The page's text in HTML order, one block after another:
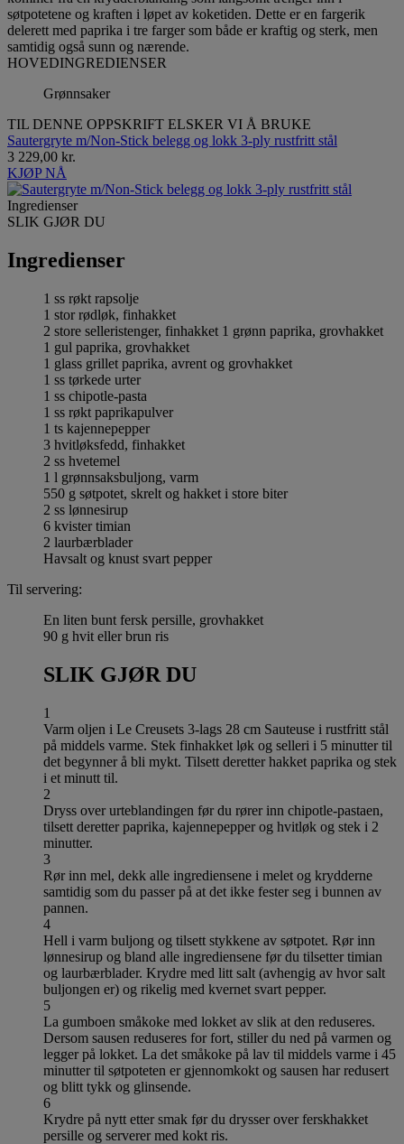
søtpotetene og kraften i løpet av koketiden. Dette er en fargerik
delerett med paprika i tre farger som både er kraftig og sterk, men
samtidig også sunn og nærende.
HOVEDINGREDIENSER
Grønnsaker
TIL DENNE OPPSKRIFT ELSKER VI Å BRUKE
Sautergryte m/Non-Stick belegg og lokk 3-ply rustfritt stål
3 229,00 kr.
KJØP NÅ
Ingredienser
SLIK GJØR DU
Ingredienser
1 ss røkt rapsolje
1 stor rødløk, finhakket
2 store selleristenger, finhakket 1 grønn paprika, grovhakket
1 gul paprika, grovhakket
1 glass grillet paprika, avrent og grovhakket
1 ss tørkede urter
1 ss chipotle-pasta
1 ss røkt paprikapulver
1 ts kajennepepper
3 hvitløksfedd, finhakket
2 ss hvetemel
1 l grønnsaksbuljong, varm
550 g søtpotet, skrelt og hakket i store biter
2 ss lønnesirup
6 kvister timian
2 laurbærblader
Havsalt og knust svart pepper
Til servering:
En liten bunt fersk persille, grovhakket
90 g hvit eller brun ris
SLIK GJØR DU
1
Varm oljen i Le Creusets 3-lags 28 cm Sauteuse i rustfritt stål
på middels varme. Stek finhakket løk og selleri i 5 minutter til
det begynner å bli mykt. Tilsett deretter hakket paprika og stek
i et minutt til.
2
Dryss over urteblandingen før du rører inn chipotle-pastaen,
tilsett deretter paprika, kajennepepper og hvitløk og stek i 2
minutter.
3
Rør inn mel, dekk alle ingrediensene i melet og krydderne
samtidig som du passer på at det ikke fester seg i bunnen av
pannen.
4
Hell i varm buljong og tilsett stykkene av søtpotet. Rør inn
lønnesirup og bland alle ingrediensene før du tilsetter timian
og laurbærblader. Krydre med litt salt (avhengig av hvor salt
buljongen er) og rikelig med kvernet svart pepper.
5
La gumboen småkoke med lokket av slik at den reduseres.
Dersom sausen reduseres for fort, stiller du ned på varmen og
legger på lokket. La det småkoke på lav til middels varme i 45
minutter til søtpoteten er gjennomkokt og sausen har redusert
og blitt tykk og glinsende.
6
Krydre på nytt etter smak før du drysser over ferskhakket
persille og serverer med kokt ris.